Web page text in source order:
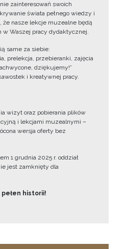
zainteresowań swoich
świata pełnego wiedzy i
że nasze lekcje muzealne będą
w Waszej pracy dydaktycznej.
same za siebie:
prelekcja, przebieranki, zajęcia
dziękujemy!”
i kreatywnej pracy.
wizyt oraz pobierania plików
i lekcjami muzealnymi –
wersja oferty bez
1 grudnia 2025 r. oddział
jest zamknięty dla
historii!